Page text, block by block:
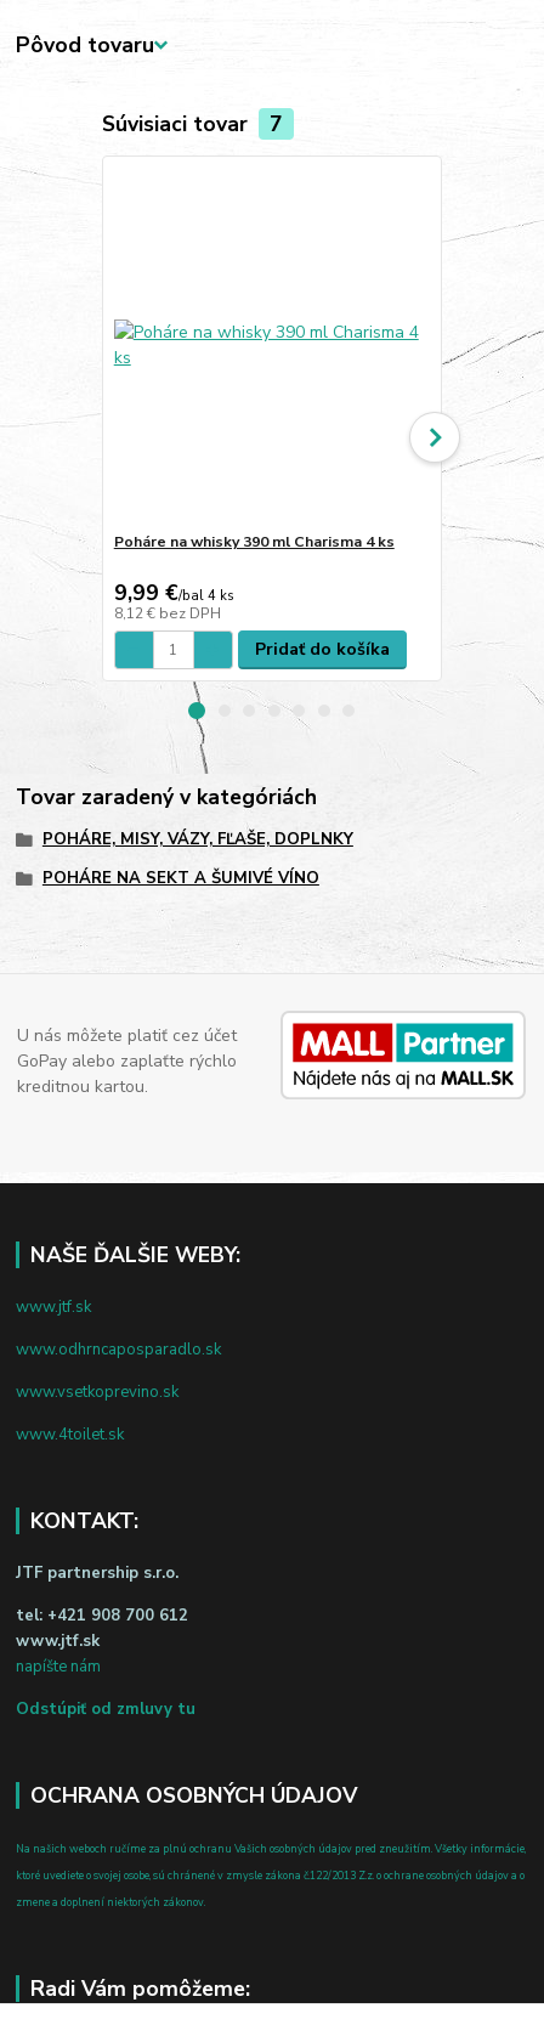
Pôvod tovaru
Súvisiaci tovar 7
Poháre na whisky 390 ml Charisma 4 ks
9,99 €/bal 4 ks
8,12 € bez DPH
Pridať do košíka
Poháre na
Tovar zaradený v kategóriách
POHÁRE, MISY, VÁZY, FĽAŠE, DOPLNKY
POHÁRE NA SEKT A ŠUMIVÉ VÍNO
U nás môžete platiť cez účet
GoPay alebo zaplaťte rýchlo
kreditnou kartou.
NAŠE ĎALŠIE WEBY:
www.jtf.sk
www.odhrncaposparadlo.sk
www.vsetkoprevino.sk
www.4toilet.sk
KONTAKT:
JTF partnership s.r.o.
tel: +421 908 700 612
www.jtf.sk
napíšte nám
Odstúpiť od zmluvy tu
OCHRANA OSOBNÝCH ÚDAJOV
Na našich weboch ručíme za plnú ochranu Vašich osobných údajov pred zneužitím. Všetky informácie,
ktoré uvediete o svojej osobe, sú chránené v zmysle zákona č.122/2013 Z.z. o ochrane osobných údajov a o
zmene a doplnení niektorých zákonov.
Radi Vám pomôžeme: